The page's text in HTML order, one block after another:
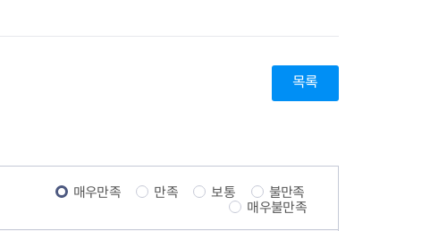
목록
매우만족 만족 보통
불만족
매우불만족